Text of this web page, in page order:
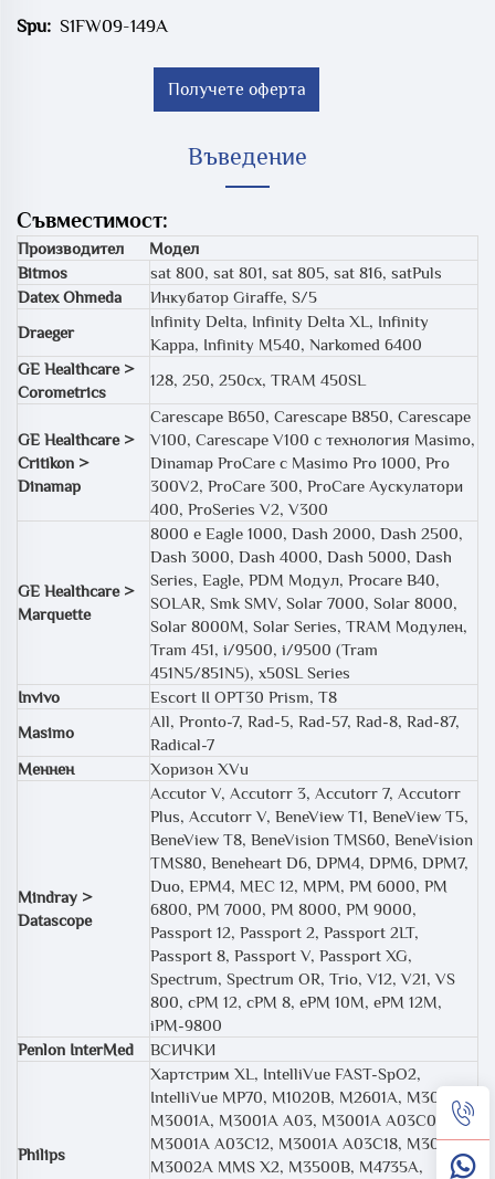
Spu: S1FW09-149A
Получете оферта
Въведение
Съвместимост:
Производител
Модел
Bitmos
sat 800, sat 801, sat 805, sat 816, satPuls
Datex Ohmeda
Инкубатор Giraffe, S/5
Draeger
Infinity Delta, Infinity Delta XL, Infinity
Kappa, Infinity M540, Narkomed 6400
GE Healthcare >
Corometrics
128, 250, 250cx, TRAM 450SL
GE Healthcare >
Critikon >
Dinamap
Carescape B650, Carescape B850, Carescape
V100, Carescape V100 с технология Masimo,
Dinamap ProCare с Masimo Pro 1000, Pro
300V2, ProCare 300, ProCare Аускулатори
400, ProSeries V2, V300
GE Healthcare >
Marquette
8000 e Eagle 1000, Dash 2000, Dash 2500,
Dash 3000, Dash 4000, Dash 5000, Dash
Series, Eagle, PDM Модул, Procare B40,
SOLAR, Smk SMV, Solar 7000, Solar 8000,
Solar 8000M, Solar Series, TRAM Модулен,
Tram 451, i/9500, i/9500 (Tram
451N5/851N5), x50SL Series
Invivo
Escort II OPT30 Prism, T8
Masimo
All, Pronto-7, Rad-5, Rad-57, Rad-8, Rad-87,
Radical-7
Меннен
Хоризон XVu
Mindray >
Datascope
Accutor V, Accutorr 3, Accutorr 7, Accutorr
Plus, Accutorr V, BeneView T1, BeneView T5,
BeneView T8, BeneVision TMS60, BeneVision
TMS80, Beneheart D6, DPM4, DPM6, DPM7,
Duo, EPM4, MEC 12, MPM, PM 6000, PM
6800, PM 7000, PM 8000, PM 9000,
Passport 12, Passport 2, Passport 2LT,
Passport 8, Passport V, Passport XG,
Spectrum, Spectrum OR, Trio, V12, V21, VS
800, cPM 12, cPM 8, ePM 10M, ePM 12M,
iPM-9800
Penlon InterMed
ВСИЧКИ
Philips
Хартстрим XL, IntelliVue FAST-SpO2,
IntelliVue MP70, M1020B, M2601A, M3000A,
M3001A, M3001A A03, M3001A A03C06,
M3001A A03C12, M3001A A03C18, M3002A,
M3002A MMS X2, M3500B, M4735A,